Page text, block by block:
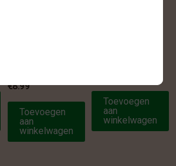
€8.99
Toevoegen
aan
winkelwagen
Toevoegen
aan
winkelwagen